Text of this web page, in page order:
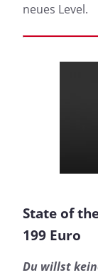
neues Level.
State of
199 Euro
Du willst